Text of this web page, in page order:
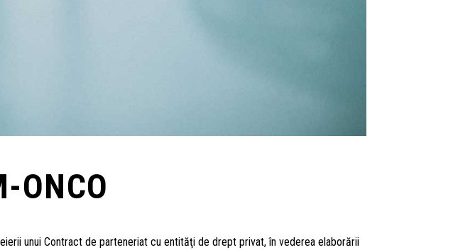
unui Contract de parteneriat cu entităţi de drept privat, în vederea elaborării